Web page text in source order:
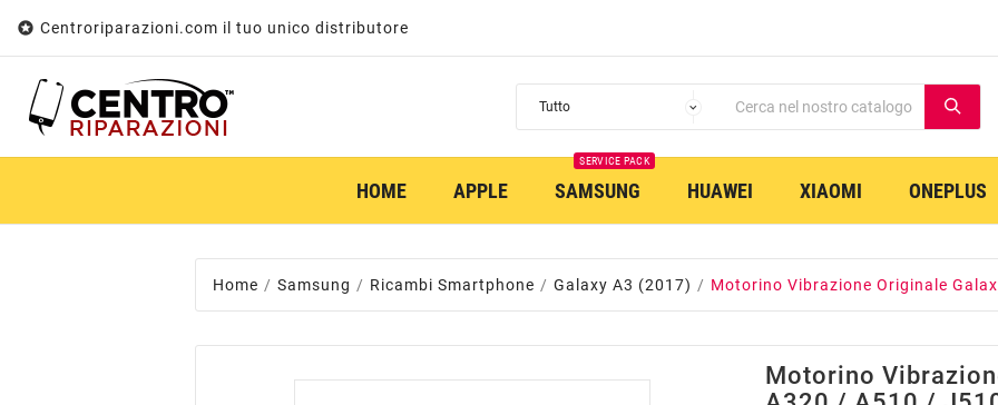
 Centroriparazioni.com il tuo unico distributore
HOME APPLE SAMSUNG
SERVICE PACK
HUAWEI XIAOMI ONEPLUS
Home Samsung Ricambi Smartphone Galaxy A3 (2017) Motorino Vibrazione Originale
Motorino